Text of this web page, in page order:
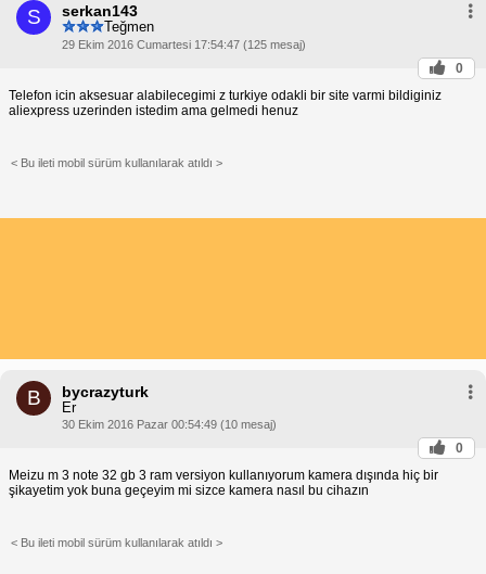
S serkan143
Teğmen
29 Ekim 2016 Cumartesi 17:54:47 (125 mesaj)
0
Telefon icin aksesuar alabilecegimi z turkiye odakli bir site varmi bildiginiz
aliexpress uzerinden istedim ama gelmedi henuz
< Bu ileti mobil sürüm kullanılarak atıldı >
B bycrazyturk
Er
30 Ekim 2016 Pazar 00:54:49 (10 mesaj)
0
Meizu m 3 note 32 gb 3 ram versiyon kullanıyorum kamera dışında hiç bir
şikayetim yok buna geçeyim mi sizce kamera nasıl bu cihazın
< Bu ileti mobil sürüm kullanılarak atıldı >